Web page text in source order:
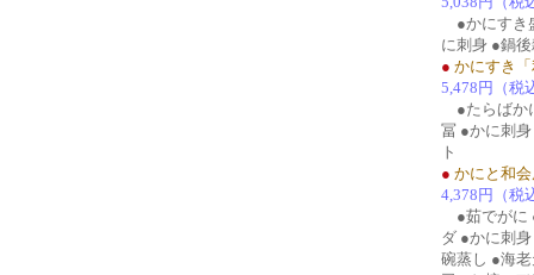
●かにすき
に刺身 ●鍋
● かにすき
5,478円（税
●たらばか
冨 ●かに刺
ト
● かにと和
4,378円（税
●茹でがに
ダ ●かに刺
碗蒸し ●海